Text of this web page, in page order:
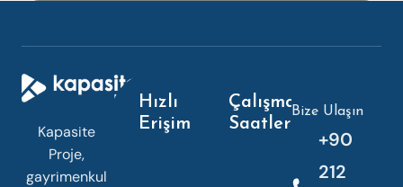
Kapasite
Proje,
gayrimenkul
Hızlı
Erişim
Çalışma
Saatleri
Bize Ulaşın
+90
212